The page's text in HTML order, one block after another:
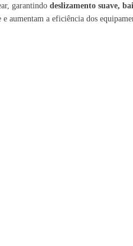
garantindo deslizamento suave,
aumentam a eficiência dos